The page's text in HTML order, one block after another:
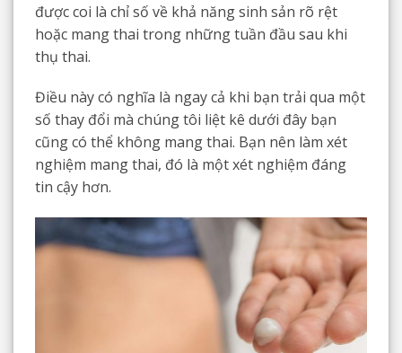
được coi là chỉ số về khả năng sinh sản rõ rệt
hoặc mang thai trong những tuần đầu sau khi
thụ thai.
Điều này có nghĩa là ngay cả khi bạn trải qua một
số thay đổi mà chúng tôi liệt kê dưới đây bạn
cũng có thể không mang thai. Bạn nên làm xét
nghiệm mang thai, đó là một xét nghiệm đáng
tin cậy hơn.